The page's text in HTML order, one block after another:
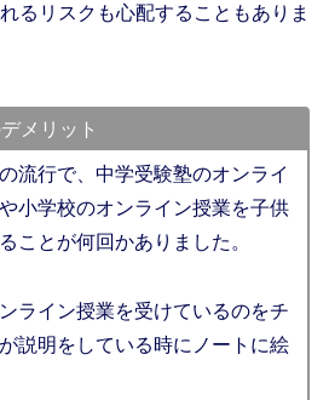
るリスクも心配することもありま
メリット
流行で、中学受験塾のオンライ
小学校のオンライン授業を子供
ことが何回かありました。
ライン授業を受けているのをチ
説明をしている時にノートに絵